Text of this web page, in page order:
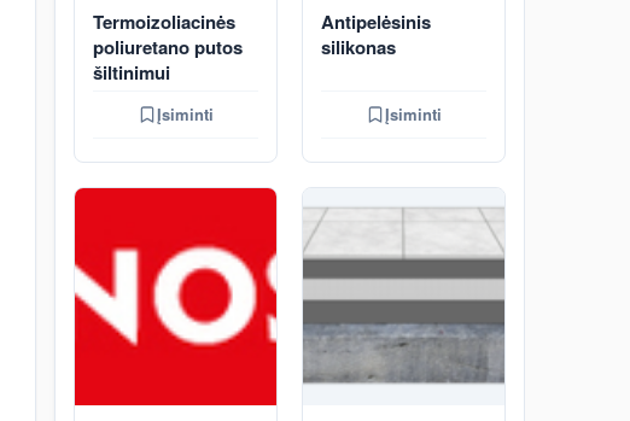
Termoizoliacinės
poliuretano putos
šiltinimui
Įsiminti
Antipelėsinis
silikonas
Įsiminti